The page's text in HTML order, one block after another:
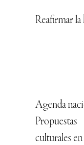
Reafirmar
Agenda
Propuestas
culturales